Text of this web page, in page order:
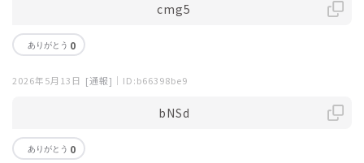
cmg5
0
2026年5月13日 [通報] ｜ID:b66398be9
bNSd
0